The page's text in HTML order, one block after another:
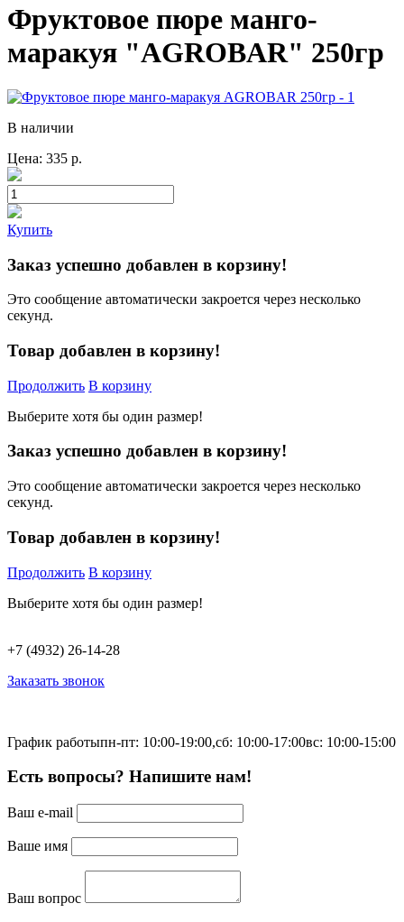
Фруктовое пюре манго-
маракуя "AGROBAR" 250гр
В наличии
Цена: 335 р.
Купить
Заказ успешно добавлен в корзину!
Это сообщение автоматически закроется через несколько
секунд.
Товар добавлен в корзину!
Продолжить В корзину
Выберите хотя бы один размер!
Заказ успешно добавлен в корзину!
Это сообщение автоматически закроется через несколько
секунд.
Товар добавлен в корзину!
Продолжить В корзину
Выберите хотя бы один размер!
+7 (4932) 26-14-28
Заказать звонок
График работыпн-пт: 10:00-19:00,сб: 10:00-17:00вс: 10:00-15:00
Есть вопросы? Напишите нам!
Ваш e-mail
Ваше имя
Ваш вопрос